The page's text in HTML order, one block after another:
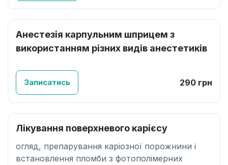
Анестезія карпульним шприцем з
використанням різних видів анестетиків
290 грн
Записатись
Лікування поверхневого карієсу
огляд, препарування каріозної порожнини і
встановлення пломби з фотополімерних